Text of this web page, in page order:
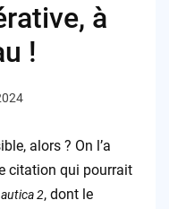
à
!
alors ? On l’a
citation qui pourrait
2, dont le